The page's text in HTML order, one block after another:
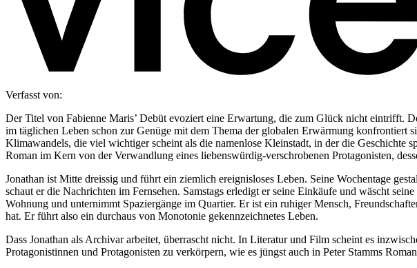
Verfasst von:
Der Titel von Fabienne Maris’ Debüt evoziert eine Erwartung, die zum Glück nicht eintrifft.
im täglichen Leben schon zur Genüge mit dem Thema der globalen Erwärmung konfrontiert
Klimawandels, die viel wichtiger scheint als die namenlose Kleinstadt, in der die Geschichte
Roman im Kern von der Verwandlung eines liebenswürdig-verschrobenen Protagonisten,
Jonathan ist Mitte dreissig und führt ein ziemlich ereignisloses Leben. Seine Wochentage
schaut er die Nachrichten im Fernsehen. Samstags erledigt er seine Einkäufe und wäscht
Wohnung und unternimmt Spaziergänge im Quartier. Er ist ein ruhiger Mensch,
hat. Er führt also ein durchaus von Monotonie gekennzeichnetes Leben.
Dass Jonathan als Archivar arbeitet, überrascht nicht. In Literatur und Film scheint es
Protagonistinnen und Protagonisten zu verkörpern, wie es jüngst auch in Peter Stamms Roman